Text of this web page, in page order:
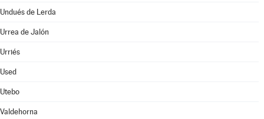
Undués de Lerda
Urrea de Jalón
Urriés
Used
Utebo
Valdehorna